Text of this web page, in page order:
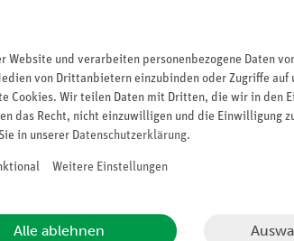
Website und verarbeiten personenbezogene Daten
von Drittanbietern einzubinden oder Zugriffe auf
Cookies. Wir teilen Daten mit Dritten, die wir in den
das Recht, nicht einzuwilligen und die Einwilligung
in unserer Daten­schutz­erklärung.
Weitere Einstellungen
Alle ablehnen